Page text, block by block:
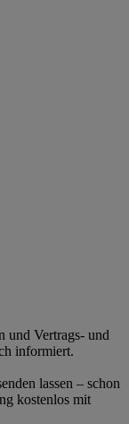
und Vertrags- und
informiert.
lassen – schon
kostenlos mit